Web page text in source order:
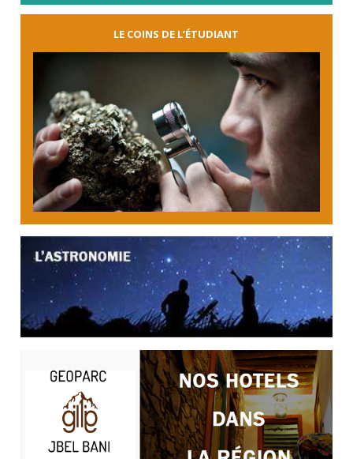
LE COINS DE L’ÉTUDIANT